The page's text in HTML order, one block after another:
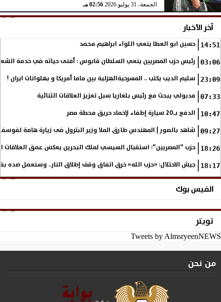
الجمعة، 31 يوليو 2026 02:56 مـ
آخر الأخبار
14:51 حسين ابو العطا ينعي اللواء ابراهيم محمد
03:06 رئيس حزب المصريين ينعي السلطان قابوس : أفنى حياته في خدمة
23:09 سليم الديب يكتب .. المسرحيةالهزلية بين ماما أمريكا و بهلوانات ايران !
07:33 مدبولي يبحث مع رئيس بلغاريا سبل تعزيز العلاقات الثنائية
10:47 الدفع بـ20 سيارة إطفاء لإخماد حريق محطة مصر
09:27 شاهد بالصور | المهندس طارق الملا وزير البترول فى زيارة هامة
18:26 حزب ”المصريين”: استقبال السيسي لملك البحرين يعكس عمق العلاقات
18:17 جيش الاحتلال: «حزب الله» خرق اتفاق وقف إطلاق النار.. وسنعمل ضده
الفيس بوك
تويتر
Tweets by AlmsryeenNEWS
من نحن